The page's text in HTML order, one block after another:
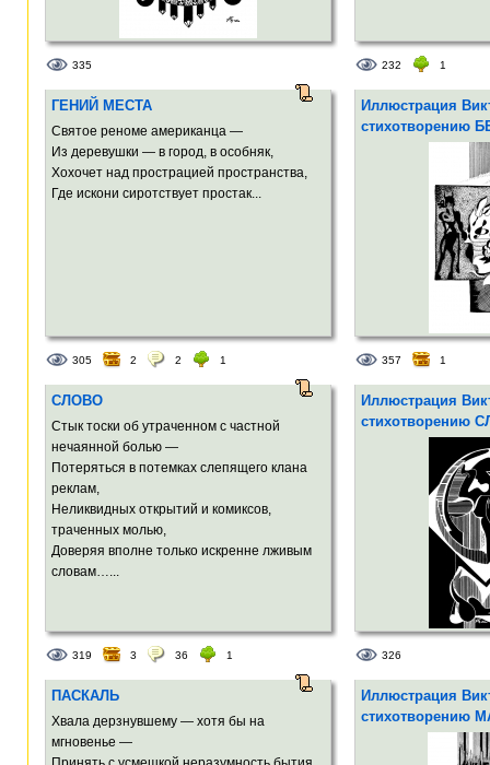
335 232 1
ГЕНИЙ МЕСТА
Святое реноме американца —
Из деревушки — в город, в особняк,
Хохочет над прострацией пространства,
Где искони сиротствует простак...
305 2 2 1
Иллюстрация
стихотворению
357 1
СЛОВО
Стык тоски об утраченном с частной
нечаянной болью —
Потеряться в потемках слепящего клана
реклам,
Неликвидных открытий и комиксов,
траченных молью,
Доверяя вполне только искренне лживым
словам…...
319 3 36 1
Иллюстрация
стихотворению
326
ПАСКАЛЬ
Хвала дерзнувшему — хотя бы на
мгновенье —
Иллюстрация
стихотворению